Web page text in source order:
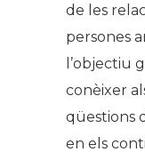
de les
persones
l’objectiu
conèixer
qüestions
en els